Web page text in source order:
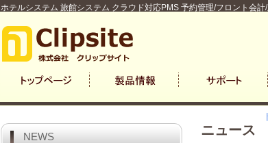
ホテルシステム 旅館システム クラウド対応PMS 予約管理/フロント会
ニュース
NEWS